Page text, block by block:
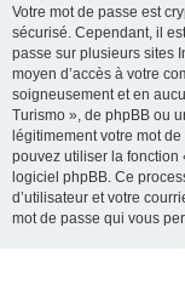
Votre mot de passe est
sécurisé. Cependant, il
passe sur plusieurs sites
moyen d’accès à votre
soigneusement et en
Turismo », de phpBB ou
légitimement votre mot
pouvez utiliser la fonction
logiciel phpBB. Ce
d’utilisateur et votre
mot de passe qui vous